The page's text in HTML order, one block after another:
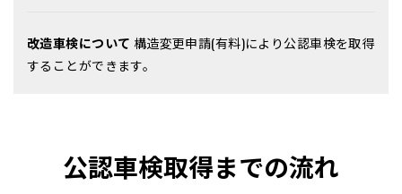
改造車検について 構造変更申請(有料)により公認車検を取得
することができます。
公認車検取得までの流れ